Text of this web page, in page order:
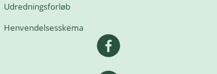
Udredningsforløb
Henvendelsesskema